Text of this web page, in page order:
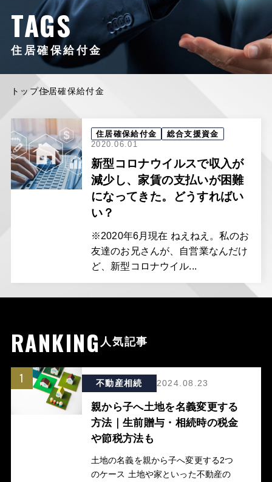
TAGS
住居確保給付金
トップ住居確保給付金
住居確保給付金
総合支援資金
2020.06.01
新型コロナウイルスで収入が
減少し、家賃の支払いが困難
になってきた。どうすればい
い？
※2020年6月現在 ねえねえ。私のお
友達のお兄さんが、自営業なんだけ
ど、新型コロナウイル...
RANKING 人気記事
1 不動産相続 2024.08.23
親から子へ土地を名義変更する
方法｜生前贈与・相続時の税金
や節税方法も
土地の名義を親から子へ変更する2つ
のケース 土地や家といった不動産の